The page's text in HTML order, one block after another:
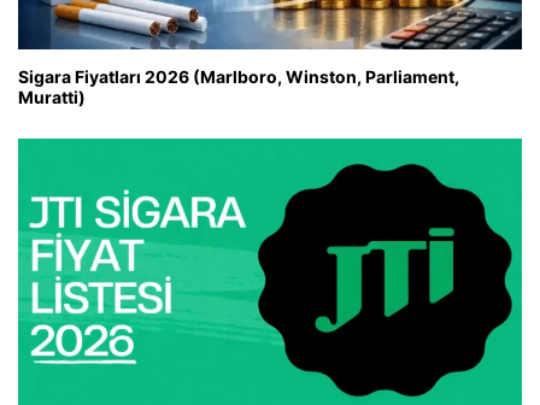
Sigara Fiyatları 2026 (Marlboro, Winston, Parliament,
Muratti)